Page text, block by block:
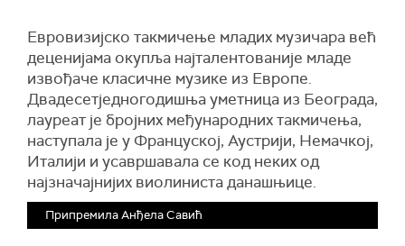
Евровизијско такмичење младих музичара већ
деценијама окупља најталентованије младе
извођаче класичне музике из Европе.
Двадесетједногодишња уметница из Београда,
лауреат је бројних међународних такмичења,
наступала је у Француској, Аустрији, Немачкој,
Италији и усавршавала се код неких од
најзначајнијих виолиниста данашњице.
Припремила Анђела Савић